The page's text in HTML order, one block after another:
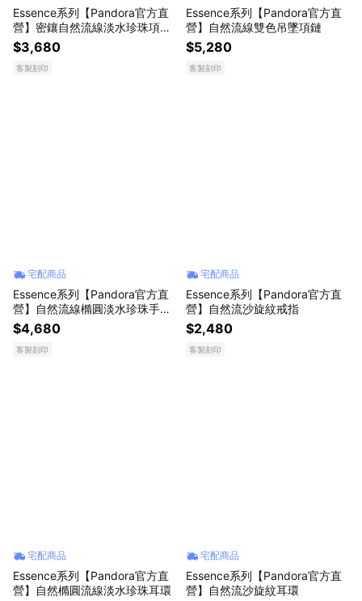
Essence系列【Pandora官方直
營】密鑲自然流線淡水珍珠項鏈
唇膏組-925銀
$3,680
客製刻印
Essence系列【Pandora官方直
營】自然流線雙色吊墜項鏈
$5,280
客製刻印
宅配商品
Essence系列【Pandora官方直
營】自然流線橢圓淡水珍珠手鏈-
18公分-鍍14k金
$4,680
客製刻印
宅配商品
Essence系列【Pandora官方直
營】自然流沙旋紋戒指
$2,480
客製刻印
宅配商品
Essence系列【Pandora官方直
營】自然橢圓流線淡水珍珠耳環
宅配商品
Essence系列【Pandora官方直
營】自然流沙旋紋耳環